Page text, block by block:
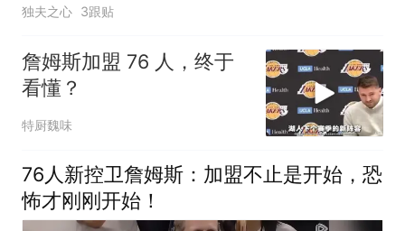
独夫之心 3跟贴
詹姆斯加盟 76 人，终于
看懂？
特厨魏味
76人新控卫詹姆斯：加盟不止是开始，恐
怖才刚刚开始！